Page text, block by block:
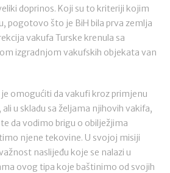
doprinos. Koji su to kriteriji kojim
pogotovo što je BiH bila prva zemlja
vakufa Turske krenula sa
izgradnjom vakufskih objekata van
omogućiti da vakufi kroz primjenu
u skladu sa željama njihovih vakifa,
da vodimo brigu o obilježjima
njene tekovine. U svojoj misiji
naslijeđu koje se nalazi u
ovog tipa koje baštinimo od svojih